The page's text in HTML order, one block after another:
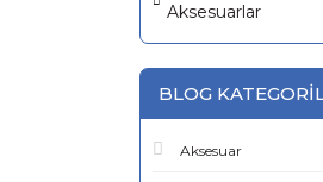
Aksesuarlar
BLOG
Aksesuar